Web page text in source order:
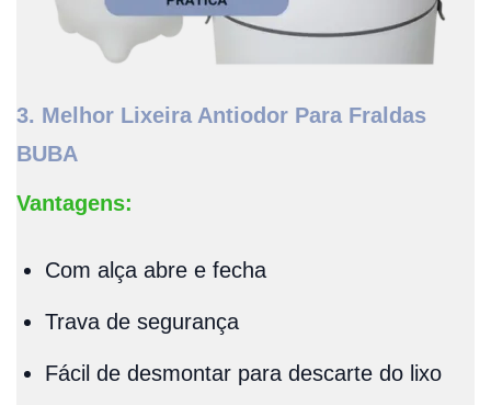
3. Melhor Lixeira Antiodor Para Fraldas
BUBA
Vantagens:
Com alça abre e fecha
Trava de segurança
Fácil de desmontar para descarte do lixo